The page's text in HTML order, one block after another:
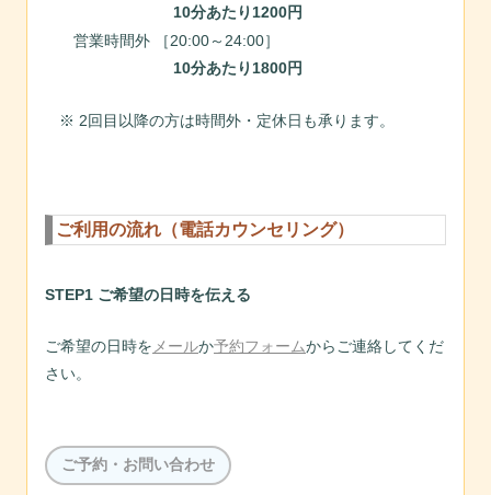
10分あたり1200円
営業時間外 ［20:00～24:00］
10分あたり1800円
※ 2回目以降の方は時間外・定休日も承ります。
ご利用の流れ（電話カウンセリング）
STEP1 ご希望の日時を伝える
ご希望の日時をメールか予約フォームからご連絡してくだ
さい。
ご予約・お問い合わせ